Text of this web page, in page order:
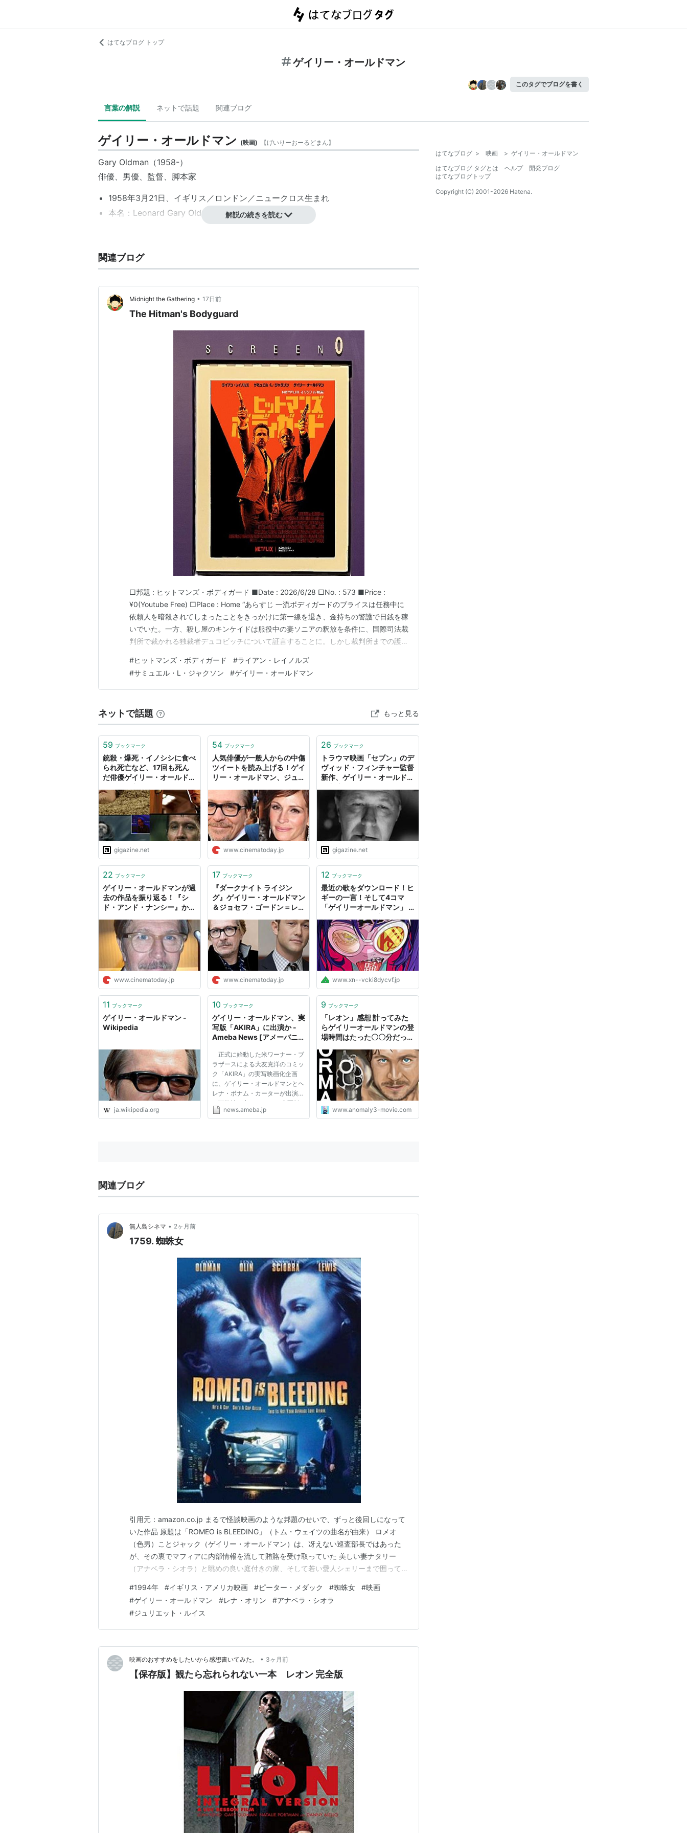
はてなブログ トップ
ゲイリー・オールドマン
このタグでブログを書く
言葉の解説 ネットで話題 関連ブログ
ゲイリー・オールドマン (映画) 【げいりーおーるどまん】
Gary Oldman（1958-）
俳優、男優、監督、脚本家
1958年3月21日、イギリス／ロンドン／ニュークロス生まれ
本名：Leonard Gary Oldman
関連人物
アレクサンドラ・エデンボロー：元妻（2008年12月-2015年／離婚）
ドーニャ・フィオレンティーノ
ユマ・サーマン：元妻（1990年10月-1992年4月／離婚）
レスリー・マンヴィル：元妻（1987-1990／離婚）
（2017）＜未＞ 出演
ヒットマンズ・ボディガード
（2017）＜未＞ 出演
ウィンストン・チャーチル／ヒトラーから世界を救った男（2017） 出演
クリミナル 2人の記憶を持つ男 （2016） 出演
マン・ダウン 戦士の約束
（2015） 出演
I AM スティーヴ・マックイーン
（2014）＜未＞ 出演
チャイルド44 森に消えた子供たち （2015） 出演
（ライジング）（2014） 出演
（2014） 出演
（2012） 出演
ダークナイト ライジング
（2012） 出演
（2011） 出演
（2011） 声の出演
ハリー・ポッターと死の秘宝PART 2（2011） 出演
ザ・ウォーカー（2010） 出演
Disney’sクリスマス・キャロル （2009） 出演
レイン・フォール/雨の牙(2008) 出演
ダークナイト（2008） 出演
ハリー・ポッターと不死鳥の騎士団（2007） 出演
スパイラル・バイオレンス（2006）＜未＞ 出演
ハリー・ポッターと炎のゴブレット（2005） 出演
ハリー・ポッターとアズカバンの囚人
SIN 凶気の果て（2003）＜未＞ 出演
タイニー・ラブ
（2003）＜未＞ 出演
アメージング・ハイウェイ60（2002）＜未＞ 出演
フレンズ（7th Season）（2001）＜TV＞ゲスト出演
ハンニバル（2001） 出演
ザ・コンテンダー （2000） 出演
JESUS 奇蹟の生涯（1999）＜TVM＞ 出演
ロスト・イン・スペース（1998） 出演
キャメロット
（1998）声の出演
エアフォース・ワン（1997） 出演
フィフス・エレメント（1997） 出演
ニル・バイ・マウス（1997）監督、脚本
バスキア
（1996） 出演
スカーレット・レター（1995） 出演
告発（1995） 出演
レオン
（1994） 出演
堕ちた天使たち（2）（1993）＜TVM＞ 出演
蜘蛛女（1993） 出演
トゥルー・ロマンス
（1993） 出演
ドラキュラ（1992） 出演
JFK（1991） 出演
クリミナル・ロウ （1988） 出演
トラック29（1988） 出演
プリック・アップ（1987） 出演
シド・アンド・ナンシー
（1986） 出演
候補
裏切りのサーカス（2011） 主演男優賞
プリック・アップ [DVD]
出版社/メーカー:パイオニアLDC
発売日:2002/05/24
メディア:
DVD
クリック
: 15回
この商品を含むブログ (7件) を見る
Nil by Mouth: Photo-Diary
Gary Oldman,Jack English
ScreenPress Books
ハードカバー
この商品を含むブログを見る
バスキア [DVD]
出版社/メーカー:
ポニーキャニオン
発売日:2006/07/19
メディア:DVD
クリック: 44回
この商品を含むブログ (22件) を見る
シド・アンド・ナンシー [DVD]
出版社/メーカー:
東北新社
発売日:2006/05/25
メディア:DVD
クリック: 49回
解説の続きを読む
関連ブログ
Midnight the Gathering • 17日前
The Hitman's Bodyguard
□邦題 : ヒットマンズ・ボディガード ■Date : 2026/6/28 □No. : 573 ■Price :
¥0(Youtube Free) □Place : Home “あらすじ 一流ボディガードのブライスは任務中に
依頼人を暗殺されてしまったことをきっかけに第一線を退き、金持ちの警護で日銭を稼
いでいた。一方、殺し屋のキンケイドは服役中の妻ソニアの釈放を条件に、国際司法裁
判所で裁かれる独裁者デュコビッチについて証言することに。しかし裁判所までの護送
イドを連れて隠れ家に潜伏した女性捜査官アメリアは内通者の存在を…
#ヒットマンズ・ボディガード #ライアン・レイノルズ
#サミュエル・L・ジャクソン #ゲイリー・オールドマン
ネットで話題 もっと見る
59 ブックマーク
銃殺・爆死・イノシシに食べ
られ死亡など、17回も死ん
だ俳優ゲイリー・オールドマ
gigazine.net
54 ブックマーク
人気俳優が一般人からの中傷
ツイートを読み上げる！ゲイ
リー・オールドマン、ジュリ
www.cinematoday.jp
26 ブックマーク
トラウマ映画「セブン」のデ
ヴィッド・フィンチャー監督
新作、ゲイリー・オールドマ
予告編が公開中
gigazine.net
22 ブックマーク
ゲイリー・オールドマンが過
去の作品を振り返る！『シ
ド・アンド・ナンシー』から
ネマトゥデイ
www.cinematoday.jp
17 ブックマーク
『ダークナイト ライジン
グ』ゲイリー・オールドマン
＆ジョセフ・ゴードン＝レヴ
シネマトゥデイ
www.cinematoday.jp
12 ブックマーク
最近の歌をダウンロード！ヒ
ギーの一言！そして4コマ
「ゲイリーオールドマン」 -
イフ
www.xn--vcki8dycvf.jp
11 ブックマーク
ゲイリー・オールドマン -
Wikipedia
ja.wikipedia.org
10 ブックマーク
ゲイリー・オールドマン、実
写版「AKIRA」に出演か -
Ameba News [アメーバニュ
正式に始動した米ワーナー・ブ
ラザースによる大友克洋のコミッ
ク「AKIRA」の実写映画化企画
に、ゲイリー・オールドマンとヘ
レナ・ボナム・カーターが出演す
る可能性が出てきた。 ・実写版
「AKIRA」が正式始動 主…ゲイ
news.ameba.jp
9 ブックマーク
「レオン」感想 計ってみた
らゲイリーオールドマンの登
場時間はたった〇〇分だっ
www.anomaly3-movie.com
関連ブログ
無人島シネマ • 2ヶ月前
1759. 蜘蛛女
引用元：amazon.co.jp まるで怪談映画のような邦題のせいで、ずっと後回しになって
いた作品 原題は「ROMEO is BLEEDING」（トム・ウェイツの曲名が由来） ロメオ
（色男）ことジャック（ゲイリー・オールドマン）は、冴えない巡査部長ではあった
が、その裏でマフィアに内部情報を流して賄賂を受け取っていた 美しい妻ナタリー
（アナベラ・シオラ）と眺めの良い庭付きの家、そして若い愛人シェリーまで囲ってい
ことになり、好奇心から車内で話しかけてしまったことから、ジャックの運命は大きく
変わってしまう マフィアのドンで…
#1994年 #イギリス・アメリカ映画 #ピーター・メダック #蜘蛛女 #映画
#ゲイリー・オールドマン #レナ・オリン #アナベラ・シオラ
#ジュリエット・ルイス
映画のおすすめをしたいから感想書いてみた。 • 3ヶ月前
【保存版】観たら忘れられない一本 レオン 完全版
はてなブログ > 映画 > ゲイリー・オールドマン
はてなブログ タグとは
ヘルプ
開発ブログ
はてなブログトップ
Copyright (C) 2001-2026 Hatena.